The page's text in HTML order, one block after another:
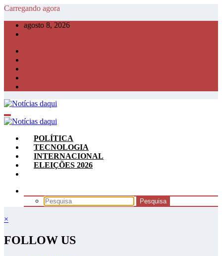
Pular
conteúdo
Carregando agora
agosto 8, 2026
POLÍTICA
TECNOLOGIA
INTERNACIONAL
ELEIÇÕES 2026
×
FOLLOW US